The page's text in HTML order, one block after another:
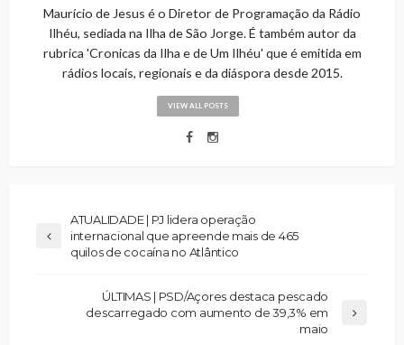
Maurício de Jesus é o Diretor de Programação da Rádio
Ilhéu, sediada na Ilha de São Jorge. É também autor da
rubrica 'Cronicas da Ilha e de Um Ilhéu' que é emitida em
rádios locais, regionais e da diáspora desde 2015.
VIEW ALL POSTS
ATUALIDADE | PJ lidera operação
internacional que apreende mais de 465
quilos de cocaína no Atlântico
ÚLTIMAS | PSD/Açores destaca pescado
descarregado com aumento de 39,3% em
maio